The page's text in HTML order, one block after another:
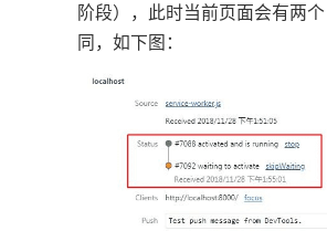
阶段），此时当前页面会有两
同，如下图：